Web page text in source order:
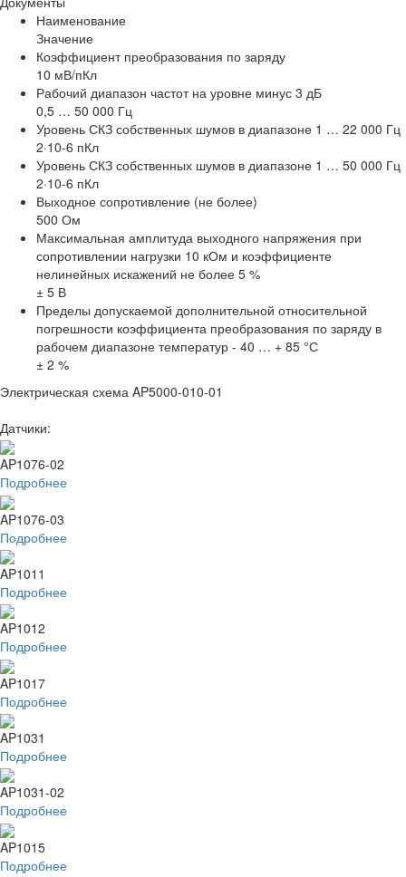
Наименование
Значение
Коэффициент преобразования по заряду
10 мВ/пКл
Рабочий диапазон частот на уровне минус 3 дБ
0,5 … 50 000 Гц
Уровень СКЗ собственных шумов в диапазоне 1 … 22 000 Гц
2·10-6 пКл
Уровень СКЗ собственных шумов в диапазоне 1 … 50 000 Гц
2·10-6 пКл
Выходное сопротивление (не более)
500 Ом
Максимальная амплитуда выходного напряжения при
сопротивлении нагрузки 10 кОм и коэффициенте
нелинейных искажений не более 5 %
± 5 В
Пределы допускаемой дополнительной относительной
погрешности коэффициента преобразования по заряду в
рабочем диапазоне температур - 40 … + 85 °С
± 2 %
Электрическая схема AP5000-010-01
Датчики:
AP1076-02
Подробнее
AP1076-03
Подробнее
AP1011
Подробнее
AP1012
Подробнее
AP1017
Подробнее
AP1031
Подробнее
AP1031-02
Подробнее
AP1015
Подробнее